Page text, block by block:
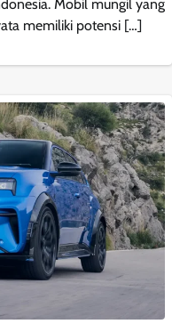
Mobil mungil yang
memiliki potensi […]